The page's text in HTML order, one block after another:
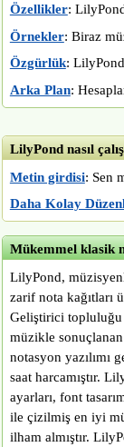
Özellikler:
Örnekler: Biraz
Özgürlük: LilyPond
Arka Plan:
LilyPond nasıl
Metin girdisi: Sen
Daha Kolay
Mükemmel klasik
LilyPond,
zarif nota kağıtları
Geliştirici
müzikle
notasyon yazılımı
saat harcamıştır.
ayarları, font
ile çizilmiş en iyi
ilham almıştır.